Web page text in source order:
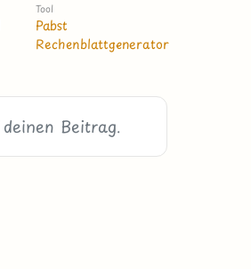
Tool
Pabst
Rechenblattgenerator